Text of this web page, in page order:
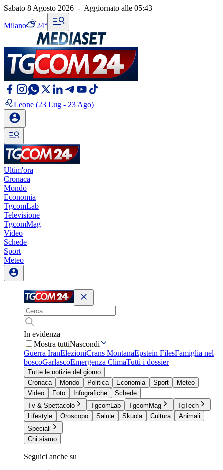
Sabato 8 Agosto 2026 - Aggiornato alle 05:43
Milano 24°
Leone (23 Lug - 23 Ago)
Ultim'ora
Cronaca
Mondo
Economia
TgcomLab
Televisione
TgcomMag
Video
Schede
Sport
Meteo
In evidenza
Mostra tuttiNascondi
Guerra IranElezioniCrans MontanaEpstein FilesFamiglia nel
boscoGarlascoEmergenza ClimaTutti i dossier
Tutte le notizie del giorno
Cronaca
Mondo Politica Economia Sport
Meteo
Video
Foto Infografiche
Schede
Tv & Spettacolo
TgcomLab TgcomMag
TgTech
Lifestyle
Oroscopo Salute Skuola Cultura
Animali
Speciali
Chi siamo
Seguici anche su